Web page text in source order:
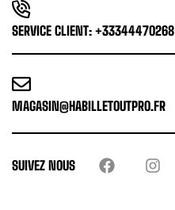
SERVICE CLIENT: +33344470268
MAGASIN@HABILLETOUTPRO.FR
SUIVEZ NOUS